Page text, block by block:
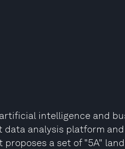
intelligence and
analysis platform
a set of "5A"